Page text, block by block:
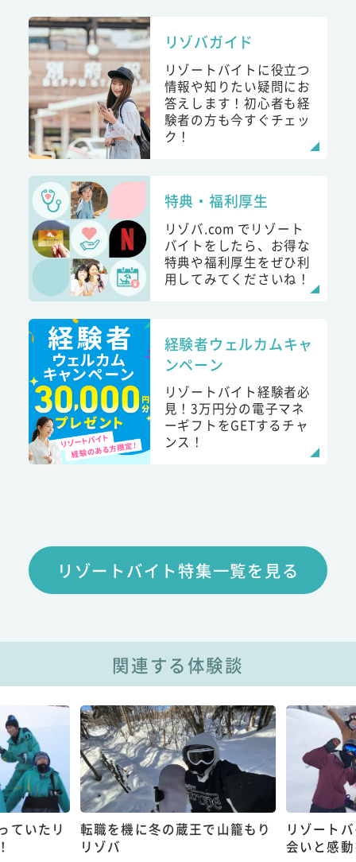
リゾバガイド
リゾートバイトに役立つ
情報や知りたい疑問にお
答えします！初心者も経
験者の方も今すぐチェッ
ク！
特典・福利厚生
リゾバ.com でリゾート
バイトをしたら、お得な
特典や福利厚生をぜひ利
用してみてくださいね！
経験者ウェルカムキャ
ンペーン
リゾートバイト経験者必
見！3万円分の電子マネ
ーギフトをGETするチャ
ンス！
リゾートバイト特集一覧を見る
関連する体験談
ていたリ
転職を機に冬の蔵王で山籠もり
リゾバ
リゾート
会いと感